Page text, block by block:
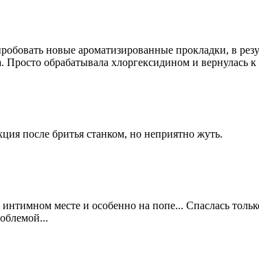
новые ароматизированные прокладки, в
Просто обрабатывала хлоргексидином и вернулась
после бритья станком, но неприятно жуть.
месте и особенно на попе... Спаслась